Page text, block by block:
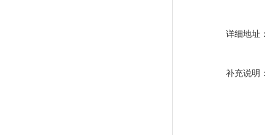
详细地址：
补充说明：